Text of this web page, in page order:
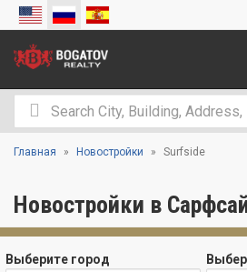
Главная Новостройки Surfside
Новостройки в
Выберите город